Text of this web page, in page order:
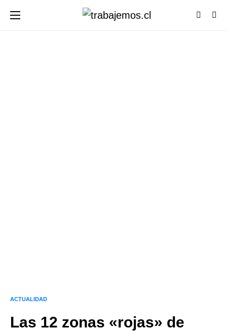
ACTUALIDAD
Las 12 zonas «rojas» de